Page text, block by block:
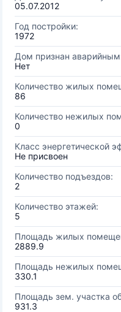
05.07.2012
Год постройки:
1972
Дом признан
Нет
Количество жилых
86
Количество нежилых
0
Класс энергетической
Не присвоен
Количество подъездов:
2
Количество этажей:
5
Площадь жилых
2889.9
Площадь нежилых
330.1
Площадь зем. участка
931.3